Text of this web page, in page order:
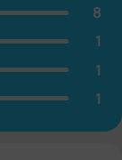
8
1
1
1